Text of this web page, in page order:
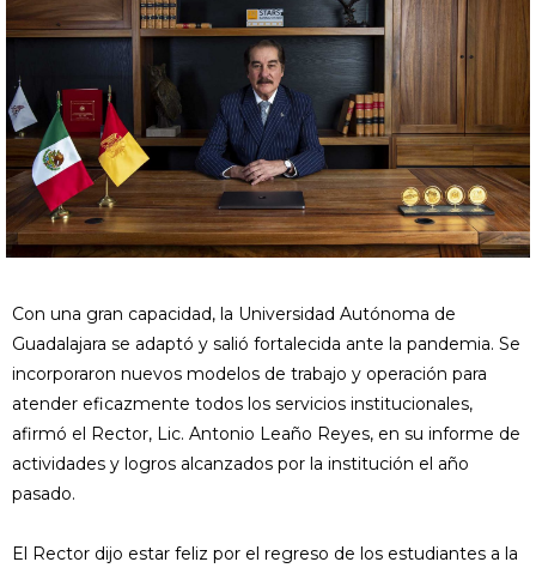
Con una gran capacidad, la Universidad Autónoma de
Guadalajara se adaptó y salió fortalecida ante la pandemia. Se
incorporaron nuevos modelos de trabajo y operación para
atender eficazmente todos los servicios institucionales,
afirmó el Rector, Lic. Antonio Leaño Reyes, en su informe de
actividades y logros alcanzados por la institución el año
pasado.
El Rector dijo estar feliz por el regreso de los estudiantes a la